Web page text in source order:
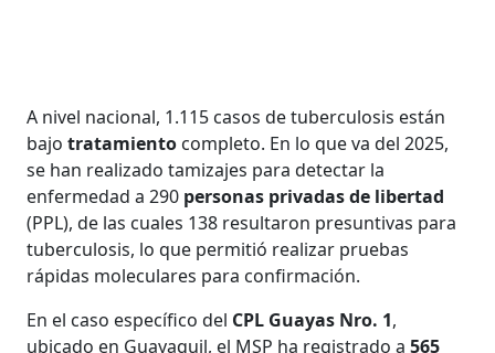
A nivel nacional, 1.115 casos de tuberculosis están
bajotratamiento completo. En lo que va del 2025,
se han realizado tamizajes para detectar la
enfermedad a 290 personas privadas de libertad
(PPL), de las cuales 138 resultaron presuntivas para
tuberculosis, lo que permitió realizar pruebas
rápidas moleculares para confirmación.
En el caso específico del CPL Guayas Nro. 1,
ubicado en Guayaquil, el MSP ha registrado a565